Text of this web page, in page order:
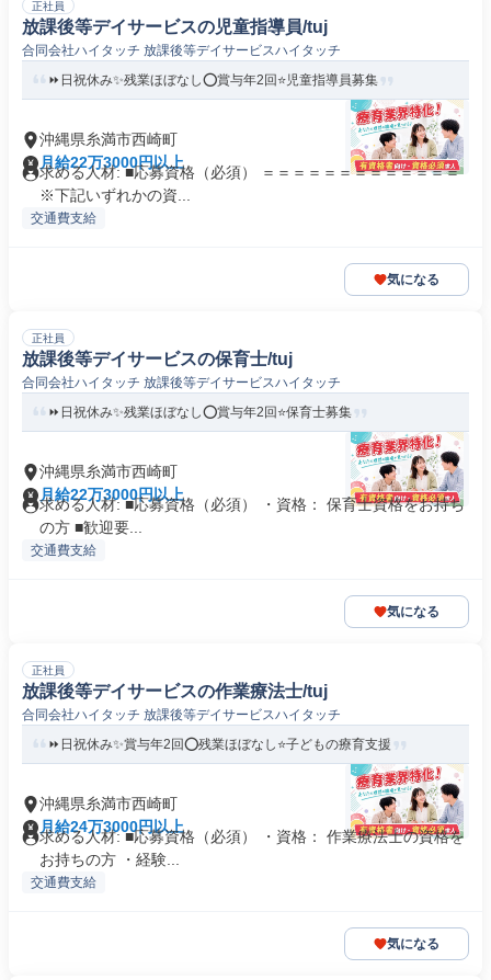
正社員
放課後等デイサービスの児童指導員/tuj
合同会社ハイタッチ 放課後等デイサービスハイタッチ
⏩️日祝休み✨残業ほぼなし⭕賞与年2回⭐児童指導員募集
沖縄県糸満市西崎町
月給22万3000円以上
求める人材: ■応募資格（必須） ＝＝＝＝＝＝＝＝＝＝＝＝＝
※下記いずれかの資...
交通費支給
気になる
正社員
放課後等デイサービスの保育士/tuj
合同会社ハイタッチ 放課後等デイサービスハイタッチ
⏩️日祝休み✨残業ほぼなし⭕賞与年2回⭐保育士募集
沖縄県糸満市西崎町
月給22万3000円以上
求める人材: ■応募資格（必須） ・資格： 保育士資格をお持ち
の方 ■歓迎要...
交通費支給
気になる
正社員
放課後等デイサービスの作業療法士/tuj
合同会社ハイタッチ 放課後等デイサービスハイタッチ
⏩️日祝休み✨賞与年2回⭕残業ほぼなし⭐子どもの療育支援
沖縄県糸満市西崎町
月給24万3000円以上
求める人材: ■応募資格（必須） ・資格： 作業療法士の資格を
お持ちの方 ・経験...
交通費支給
気になる